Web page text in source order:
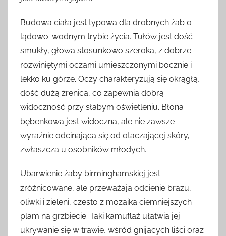
Budowa ciała jest typowa dla drobnych żab o
lądowo-wodnym trybie życia. Tułów jest dość
smukły, głowa stosunkowo szeroka, z dobrze
rozwiniętymi oczami umieszczonymi bocznie i
lekko ku górze. Oczy charakteryzują się okrągłą,
dość dużą źrenicą, co zapewnia dobrą
widoczność przy słabym oświetleniu. Błona
bębenkowa jest widoczna, ale nie zawsze
wyraźnie odcinająca się od otaczającej skóry,
zwłaszcza u osobników młodych.
Ubarwienie żaby birminghamskiej jest
zróżnicowane, ale przeważają odcienie brązu,
oliwki i zieleni, często z mozaiką ciemniejszych
plam na grzbiecie. Taki kamuflaż ułatwia jej
ukrywanie się w trawie, wśród gnijących liści oraz